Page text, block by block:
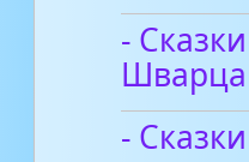
-
Шварца
-